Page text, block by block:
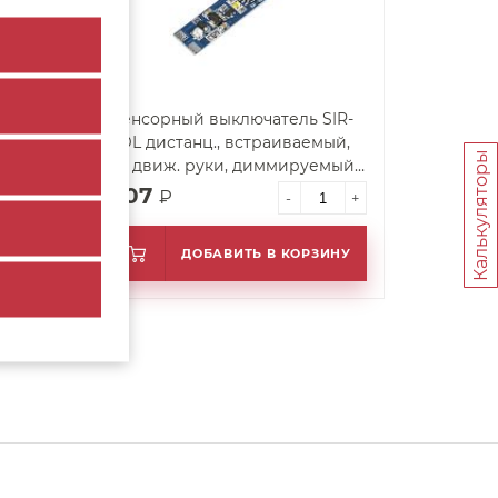
+
Сенсорный выключатель SIR-
5DL дистанц., встраиваемый,
от движ. руки, диммируемый,
12В/24В, max 5А
707 ₽ - +
ДОБАВИТЬ В КОРЗИНУ Калькуляторы